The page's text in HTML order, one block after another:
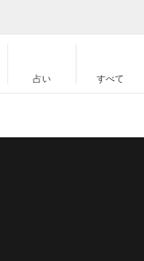
占い すべて